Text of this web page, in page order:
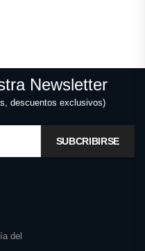
Newsletter
descuentos exclusivos)
SUBCRIBIRSE
del